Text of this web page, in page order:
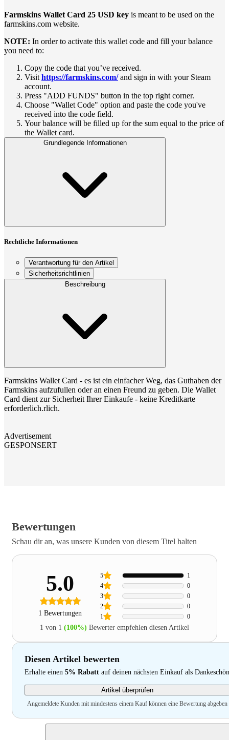
Farmskins Wallet Card 25 USD key is meant to be used on the
farmskins.com website.
NOTE: In order to activate this wallet code and fill your balance
you need to:
Copy the code that you’ve received.
Visit https://farmskins.com/and sign in with your Steam
account.
Press "ADD FUNDS" button in the top right corner.
Choose "Wallet Code" option and paste the code you've
received into the code field.
Your balance will be filled up for the sum equal to the price of
the Wallet card.
Grundlegende Informationen
Rechtliche Informationen
Verantwortung für den Artikel
Sicherheitsrichtlinien
Beschreibung
Farmskins Wallet Card - es ist ein einfacher Weg, das Guthaben der
Farmskins aufzufullen oder an einen Freund zu geben. Die Wallet
Card dient zur Sicherheit Ihrer Einkaufe - keine Kreditkarte
erforderlich.rlich.
Advertisement
GESPONSERT
Bewertungen
Schau dir an, was unsere Kunden von diesem Titel halten
5.0
1 Bewertungen 1 0
2 0
3 0
4 0
5 1
1 von 1 (100%) Bewerter empfehlen diesen Artikel
Diesen Artikel bewerten
Erhalte einen 5% Rabatt auf deinen nächsten Einkauf als Dankeschön
Artikel überprüfen
Angemeldete Kunden mit mindestens einem Kauf können eine Bewertung abgeben